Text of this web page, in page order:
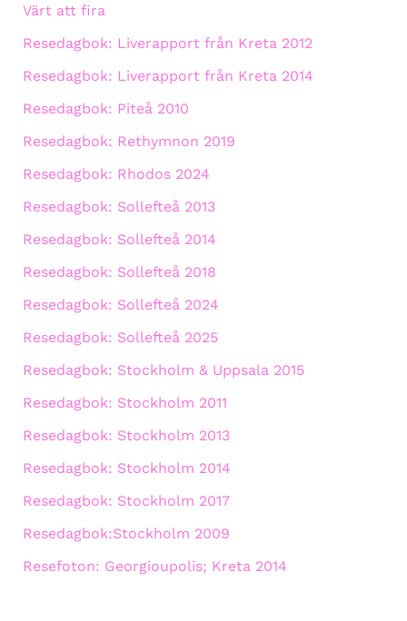
Värt att fira
Resedagbok: Liverapport från Kreta 2012
Resedagbok: Liverapport från Kreta 2014
Resedagbok: Piteå 2010
Resedagbok: Rethymnon 2019
Resedagbok: Rhodos 2024
Resedagbok: Sollefteå 2013
Resedagbok: Sollefteå 2014
Resedagbok: Sollefteå 2018
Resedagbok: Sollefteå 2024
Resedagbok: Sollefteå 2025
Resedagbok: Stockholm & Uppsala 2015
Resedagbok: Stockholm 2011
Resedagbok: Stockholm 2013
Resedagbok: Stockholm 2014
Resedagbok: Stockholm 2017
Resedagbok:Stockholm 2009
Resefoton: Georgioupolis; Kreta 2014